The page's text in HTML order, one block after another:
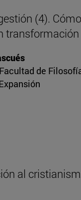
(4).
transformación
de
al